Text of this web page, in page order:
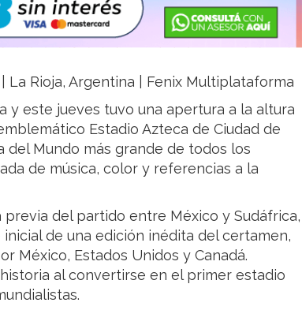
| La Rioja, Argentina | Fenix Multiplataforma
y este jueves tuvo una apertura a la altura
Estadio Azteca de Ciudad de
del Mundo más grande de todos los
de música, color y referencias a la
previa del partido entre México y Sudáfrica,
de una edición inédita del certamen,
México, Estados Unidos y Canadá.
al convertirse en el primer estadio